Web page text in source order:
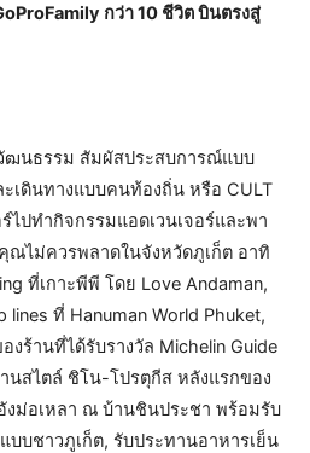
กว่า 10 ชีวิต บินตรงสู่
ฒนธรรม สัมผัสประสบการณ์แบบ
เดินทางแบบคนท้องถิ่น หรือ CULT
ไปทำกิจกรรมแอดเวนเจอร์และพา
ไม่ควรพลาดในจังหวัดภูเก็ต อาทิ
ที่เกาะพีพี โดย Love Andaman,
lines ที่ Hanuman World Phuket,
งร้านที่ได้รับรางวัล Michelin Guide
นสไตล์ ชิโน-โปรตุกีส หลังแรกของ
งม่อเหลา ณ บ้านชินประชา พร้อมรับ
บบชาวภูเก็ต, รับประทานอาหารเย็น